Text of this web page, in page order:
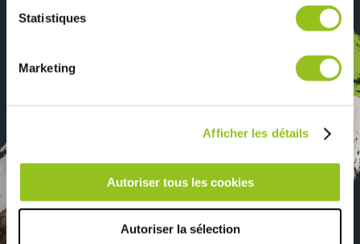
ou qu'ils ont collectées lors de votre utilisation de leurs
Statistiques
Marketing
Afficher les détails
Autoriser tous les cookies
Autoriser la sélection
Téléchargez notre catalogue